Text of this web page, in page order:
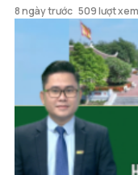
8 ngày trước 509 lượt xem